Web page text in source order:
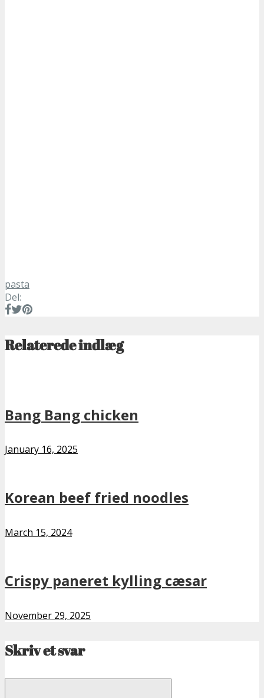
pasta
Del:
Relaterede indlæg
Bang Bang chicken
January 16, 2025
Korean beef fried noodles
March 15, 2024
Crispy paneret kylling cæsar
November 29, 2025
Skriv et svar